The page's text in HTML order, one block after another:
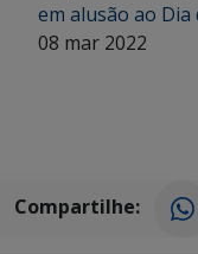
em alusão ao
08 mar 2022
Compartilhe: